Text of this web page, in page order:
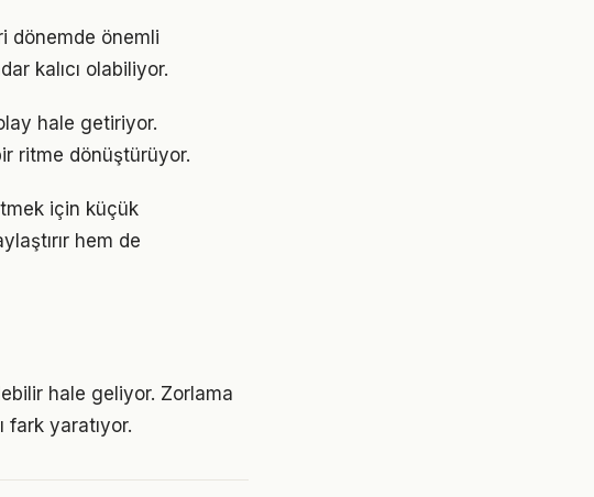
dönemde önemli
kalıcı olabiliyor.
hale getiriyor.
ritme dönüştürüyor.
için küçük
hem de
hale geliyor. Zorlama
fark yaratıyor.